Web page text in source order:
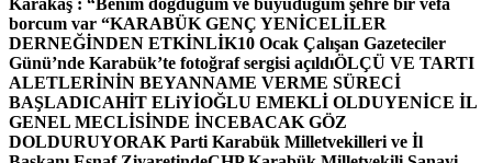
Karakaş : “Benim doğduğum ve büyüdüğüm şehre bir vefa
borcum var “KARABÜK GENÇ YENİCELİLER
DERNEĞİNDEN ETKİNLİK10 Ocak Çalışan Gazeteciler
Günü’nde Karabük’te fotoğraf sergisi açıldıÖLÇÜ VE TARTI
ALETLERİNİN BEYANNAME VERME SÜRECİ
BAŞLADICAHİT ELiYİOĞLU EMEKLİ OLDUYENİCE İL
GENEL MECLİSİNDE İNCEBACAK GÖZ
DOLDURUYORAK Parti Karabük Milletvekilleri ve İl